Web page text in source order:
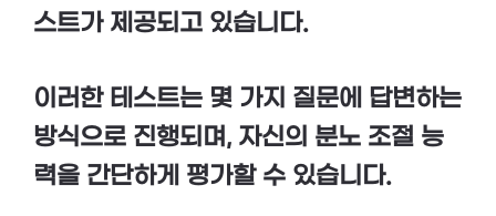
스트가 제공되고 있습니다.
이러한 테스트는 몇 가지 질문에 답변하는
방식으로 진행되며, 자신의 분노 조절 능
력을 간단하게 평가할 수 있습니다.